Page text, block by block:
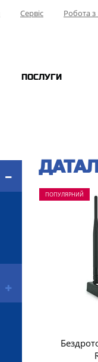
Сервіс Робота
ПОСЛУГИ
ПОПУЛЯРНИЙ